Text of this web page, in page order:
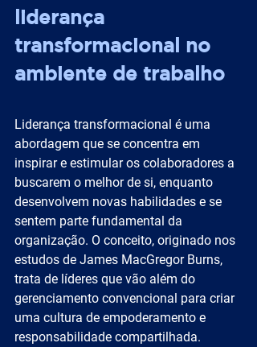
liderança
transformacional no
ambiente de trabalho
Liderança transformacional é uma
abordagem que se concentra em
inspirar e estimular os colaboradores a
buscarem o melhor de si, enquanto
desenvolvem novas habilidades e se
sentem parte fundamental da
organização. O conceito, originado nos
estudos de James MacGregor Burns,
trata de líderes que vão além do
gerenciamento convencional para criar
uma cultura de empoderamento e
responsabilidade compartilhada.